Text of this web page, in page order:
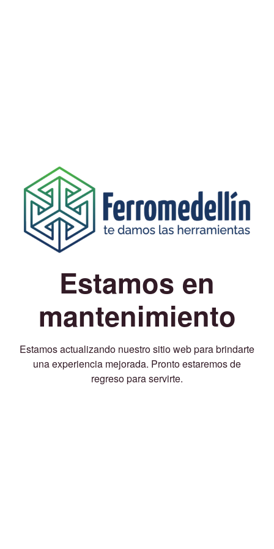
Estamos en
mantenimiento
Estamos actualizando nuestro sitio web para brindarte
una experiencia mejorada. Pronto estaremos de
regreso para servirte.